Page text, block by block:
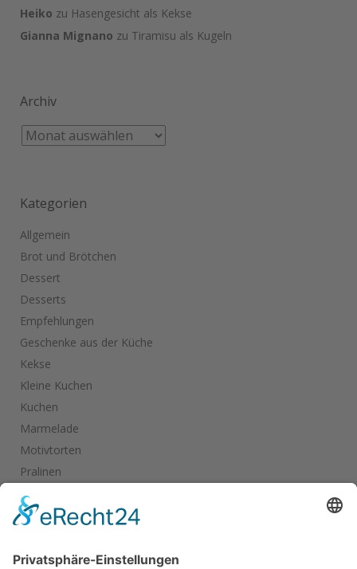
Heiko zu Hasengesicht als Kekse
Gianna Mignano zu Tiramisu als Kugeln
Archiv
Kategorien
Allgemein
Brot und Brötchen
Dessert
Desserts
Empfehlungen
Geschenke aus der Küche
Kekse
Kleine Kuchen
Kuchen
Marmelade
Motivtorten
Pralinen
Salate
Salziges
start_torte